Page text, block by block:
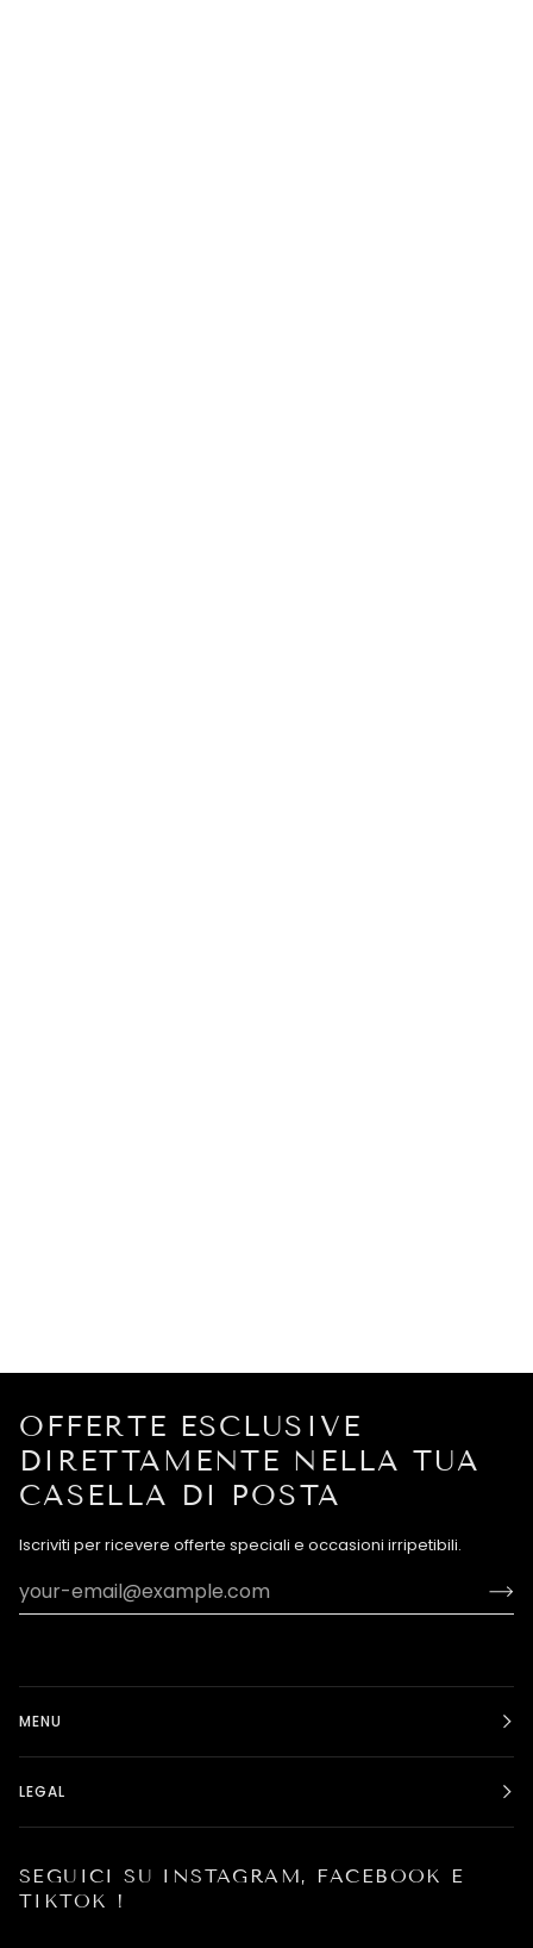
OFFERTE ESCLUSIVE
DIRETTAMENTE NELLA TUA
CASELLA DI POSTA
Iscriviti per ricevere offerte speciali e occasioni irripetibili.
MENU
LEGAL
SEGUICI SU INSTAGRAM, FACEBOOK E
TIKTOK !